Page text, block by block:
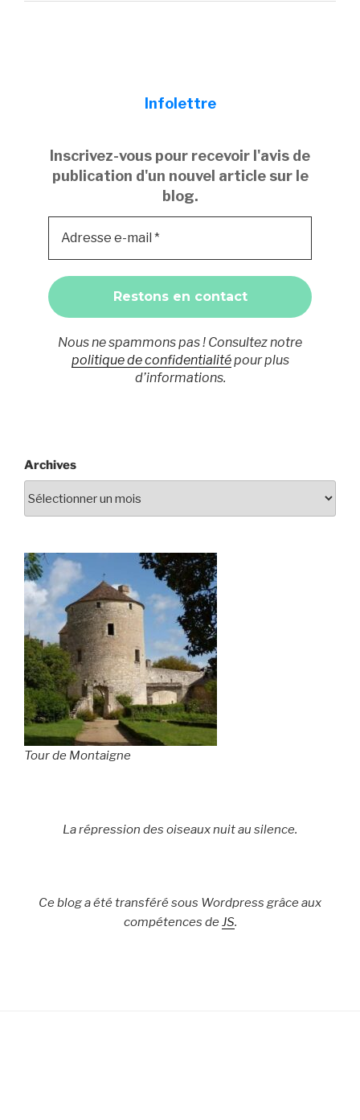
Infolettre
Inscrivez-vous pour recevoir l'avis de
publication d'un nouvel article sur le
blog.
Nous ne spammons pas ! Consultez notre
politique de confidentialitépour plus
d’informations.
Archives
Tour de Montaigne
La répression des oiseaux nuit au silence.
Ce blog a été transféré sous Wordpress grâce aux
compétences de JS.